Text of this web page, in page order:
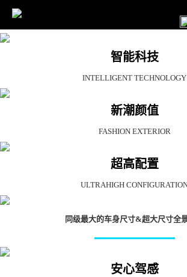
智能科技
INTELLIGENT TECHNOLOGY
新潮颜值
FASHION EXTERIOR
超高配置
ULTRAHIGH
同级最大的车身尺寸&超大尺寸全
安心驾感